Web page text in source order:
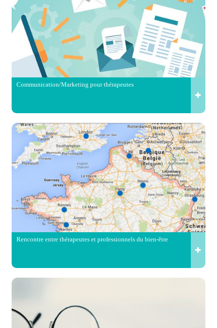
Communication/Marketing pour thérapeutes
Rencontre entre thérapeutes et professionnels du bien-être